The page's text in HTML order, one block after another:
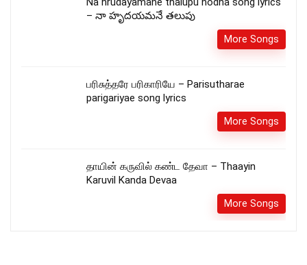
– నా హృదయమనే తలుపు
More Songs
பரிசுத்தரே பரிகாரியே – Parisutharae
parigariyae song lyrics
More Songs
தாயின் கருவில் கண்ட தேவா – Thaayin
Karuvil Kanda Devaa
More Songs